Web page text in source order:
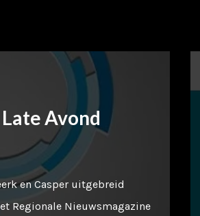
Avond
en Casper uitgebreid
Regionale Nieuwsmagazine